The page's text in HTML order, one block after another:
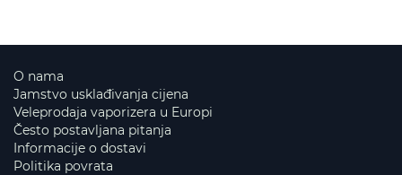
O nama
Jamstvo usklađivanja cijena
Veleprodaja vaporizera u Europi
Često postavljana pitanja
Informacije o dostavi
Politika povrata